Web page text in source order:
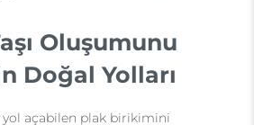
Oluşumunu
Doğal Yolları
yol açabilen plak birikimini